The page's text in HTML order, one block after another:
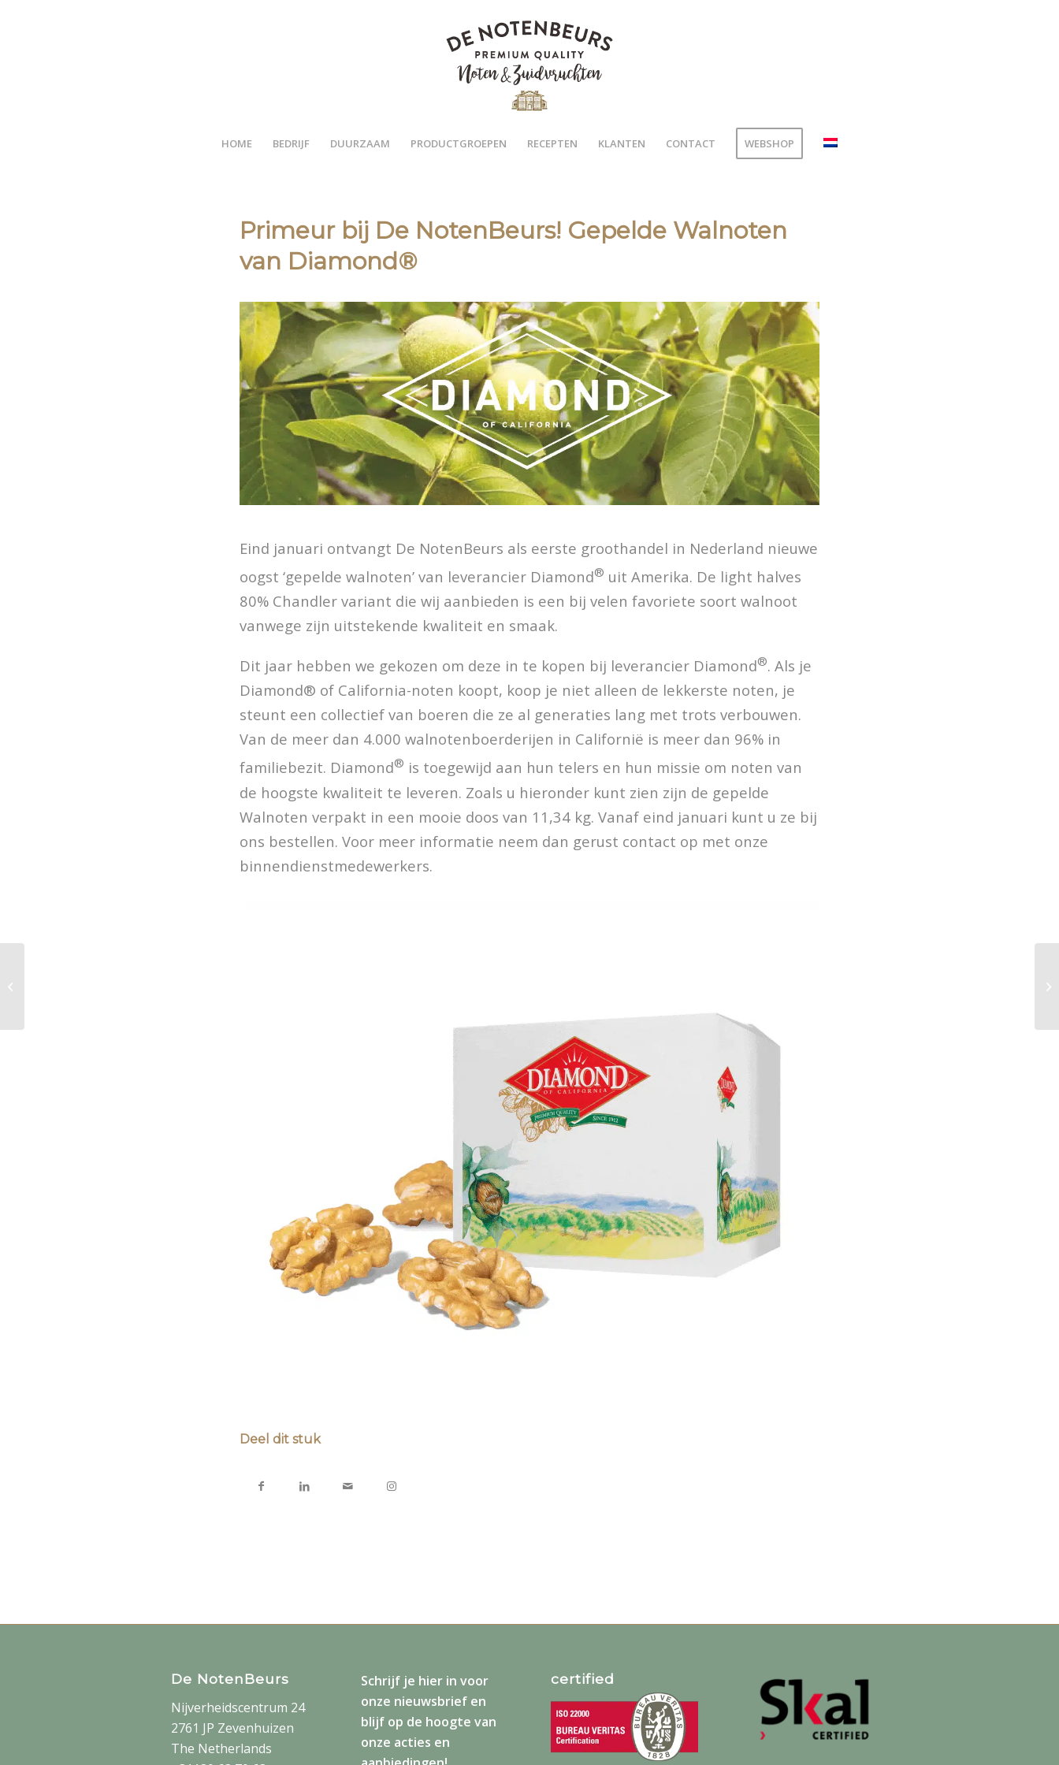
HOME BEDRIJF DUURZAAM PRODUCTGROEPEN RECEPTEN KLANTEN CONTACT WEBSHOP
Primeur bij De NotenBeurs! Gepelde Walnoten
van Diamond®
Eind januari ontvangt De NotenBeurs als eerste groothandel in Nederland nieuwe
oogst ‘gepelde walnoten’ van leverancier Diamond® uit Amerika. De light halves
80% Chandler variant die wij aanbieden is een bij velen favoriete soort walnoot
vanwege zijn uitstekende kwaliteit en smaak.
Dit jaar hebben we gekozen om deze in te kopen bij leverancier Diamond®. Als je
Diamond® of California-noten koopt, koop je niet alleen de lekkerste noten, je
steunt een collectief van boeren die ze al generaties lang met trots verbouwen.
Van de meer dan 4.000 walnotenboerderijen in Californië is meer dan 96% in
familiebezit. Diamond® is toegewijd aan hun telers en hun missie om noten van
de hoogste kwaliteit te leveren. Zoals u hieronder kunt zien zijn de gepelde
Walnoten verpakt in een mooie doos van 11,34 kg. Vanaf eind januari kunt u ze bij
ons bestellen. Voor meer informatie neem dan gerust contact op met onze
binnendienstmedewerkers.
Deel dit stuk
De NotenBeurs
Nijverheidscentrum 24
2761 JP Zevenhuizen
The Netherlands
Schrijf je hier in voor
onze nieuwsbrief en
blijf op de hoogte van
onze acties en
certified